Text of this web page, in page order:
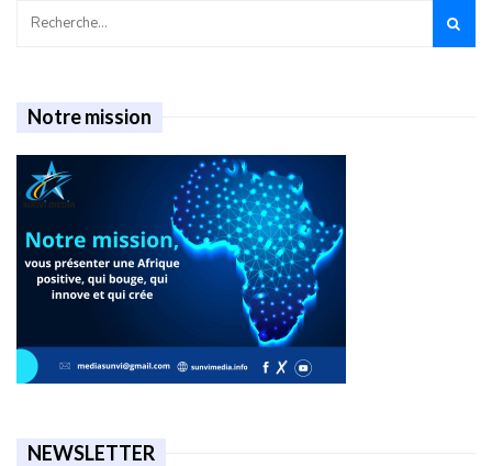
Notre mission
NEWSLETTER